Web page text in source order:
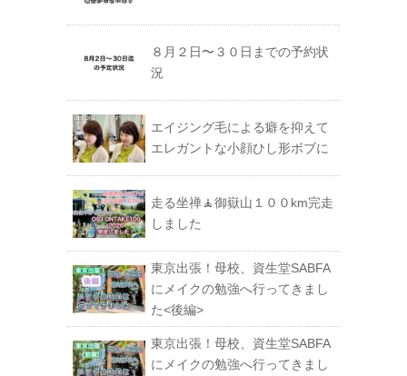
８月２日〜３０日までの予約状
況
エイジング毛による癖を抑えて
エレガントな小顔ひし形ボブに
走る坐禅🧘御嶽山１００km完走
しました
東京出張！母校、資生堂SABFA
にメイクの勉強へ行ってきまし
た<後編>
東京出張！母校、資生堂SABFA
にメイクの勉強へ行ってきまし